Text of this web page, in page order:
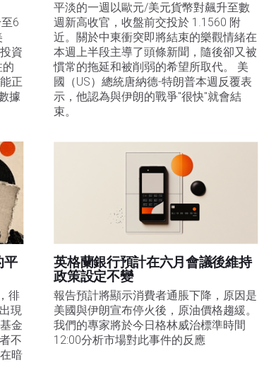
6
資
正
據
平淡的一週以歐元/美元貨幣對飆升至數
週新高收官，收盤前交投於 1.1560 附
近。關於中東衝突即將結束的樂觀情緒在
本週上半段主導了頭條新聞，隨後卻又被
慣常的拖延和被削弱的希望所取代。 美
國（US）總統唐納德-特朗普本週反覆表
示，他認為與伊朗的戰爭"很快"就會結
束。
平
徘
現
金
不
暗
英格蘭銀行預計在六月會議後維持
政策設定不變
報告預計將顯示消費者通脹下降，原因是
美國與伊朗宣布停火後，原油價格趨緩。
我們的專家將於今日格林威治標準時間
12:00分析市場對此事件的反應